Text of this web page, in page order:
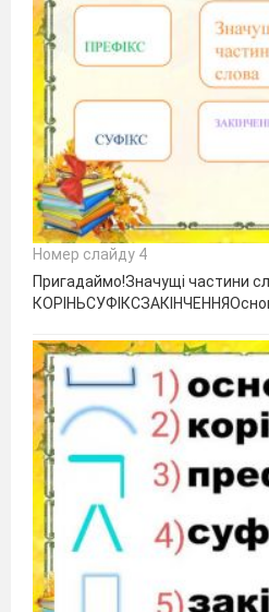
Номер слайду 4
Пригадаймо!Значущі частини